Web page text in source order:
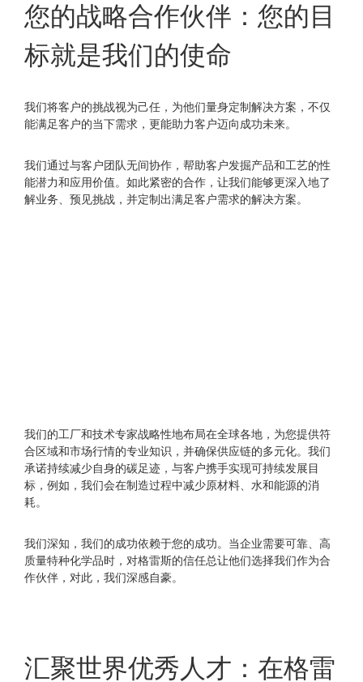
您的战略合作伙伴：您的目
标就是我们的使命
我们将客户的挑战视为己任，为他们量身定制解决方案，不仅
能满足客户的当下需求，更能助力客户迈向成功未来。
我们通过与客户团队无间协作，帮助客户发掘产品和工艺的性
能潜力和应用价值。如此紧密的合作，让我们能够更深入地了
解业务、预见挑战，并定制出满足客户需求的解决方案。
我们的工厂和技术专家战略性地布局在全球各地，为您提供符
合区域和市场行情的专业知识，并确保供应链的多元化。我们
承诺持续减少自身的碳足迹，与客户携手实现可持续发展目
标，例如，我们会在制造过程中减少原材料、水和能源的消
耗。
我们深知，我们的成功依赖于您的成功。当企业需要可靠、高
质量特种化学品时，对格雷斯的信任总让他们选择我们作为合
作伙伴，对此，我们深感自豪。
汇聚世界优秀人才：在格雷